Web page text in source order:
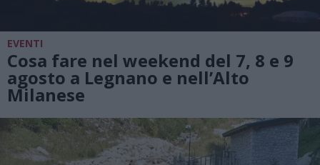
EVENTI
Cosa fare nel weekend del 7, 8 e 9
agosto a Legnano e nell’Alto
Milanese